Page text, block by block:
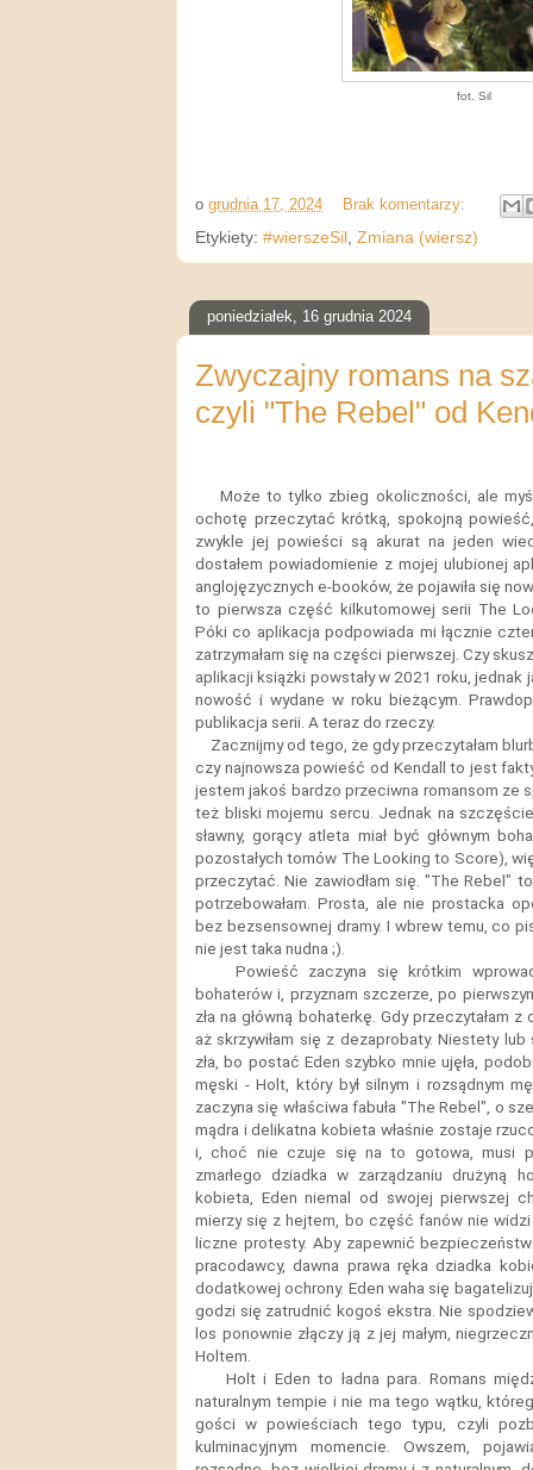
fot. Sil
o grudnia 17, 2024
Brak komentarzy:
Etykiety: #wierszeSil Zmiana (wiersz)
poniedziałek, 16 grudnia 2024
Zwyczajny romans na
czyli "The Rebel" od
Może to tylko zbieg okoliczności, ale
ochotę przeczytać krótką, spokojną
zwykle jej powieści są akurat na jeden
dostałem powiadomienie z mojej ulubionej
anglojęzycznych e-booków, że pojawiła się
to pierwsza część kilkutomowej serii The
Póki co aplikacja podpowiada mi łącznie
zatrzymałam się na części pierwszej. Czy
aplikacji książki powstały w 2021 roku,
nowość i wydane w roku bieżącym.
publikacja serii. A teraz do rzeczy.
Zacznijmy od tego, że gdy przeczytałam
czy najnowsza powieść od Kendall to jest
jestem jakoś bardzo przeciwna romansom ze
też bliski mojemu sercu. Jednak na
sławny, gorący atleta miał być głównym
pozostałych tomów The Looking to Score),
przeczytać. Nie zawiodłam się. "The Rebel"
potrzebowałam. Prosta, ale nie prostacka
bez bezsensownej dramy. I wbrew temu, co
nie jest taka nudna ;).
Powieść zaczyna się krótkim
bohaterów i, przyznam szczerze, po
zła na główną bohaterkę. Gdy przeczytałam
aż skrzywiłam się z dezaprobaty. Niestety lub
zła, bo postać Eden szybko mnie ujęła,
męski - Holt, który był silnym i rozsądnym
zaczyna się właściwa fabuła "The Rebel", o
mądra i delikatna kobieta właśnie zostaje
i, choć nie czuje się na to gotowa, musi
zmarłego dziadka w zarządzaniu drużyną
kobieta, Eden niemal od swojej pierwszej
mierzy się z hejtem, bo część fanów nie
liczne protesty. Aby zapewnić
pracodawcy, dawna prawa ręka dziadka
dodatkowej ochrony. Eden waha się
godzi się zatrudnić kogoś ekstra. Nie
los ponownie złączy ją z jej małym,
Holtem.
Holt i Eden to ładna para. Romans
naturalnym tempie i nie ma tego wątku,
gości w powieściach tego typu, czyli
kulminacyjnym momencie. Owszem,